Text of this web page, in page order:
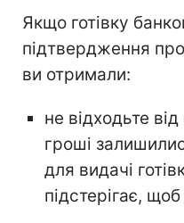
Якщо готівку
підтвердження
ви отримали:
не відходьте
гроші
для видачі
підстерігає,